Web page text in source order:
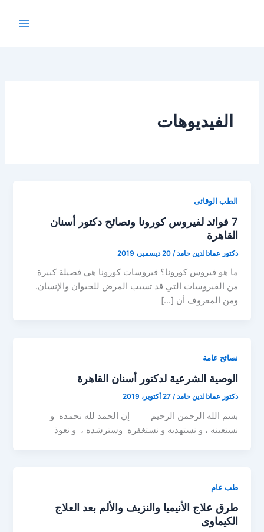
الفيديوهات
الطب الوقائى
7 فوائد لفيروس كورونا ونصائح دكتور أسنان
القاهرة
دكتور عمادالدين حامد/20 ديسمبر، 2019
ما هو فيروس كورونا؟ فيروسات كورونا هي فصيلة كبيرة
من الفيروسات التي قد تسبب المرض للحيوان والإنسان.
ومن المعروف أن […]
نصائح عامة
الوصية الشرعية لدكتور أسنان القاهرة
دكتور عمادالدين حامد/27 أكتوبر، 2019
بسم الله الرحمن الرحيم إن الحمد لله نحمده و
نستعينه ، و نستهديه و نستغفره وسترشده ، و نعوذ
طب عام
طرق علاج الأنيميا والنزيف والألم بعد العلاج
الكيماوى